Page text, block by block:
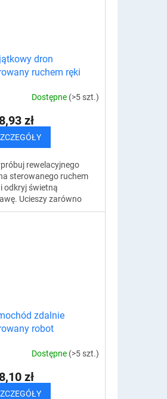
dron
ruchem ręki
Dostępne (>5 szt.)
zł
rewelacyjnego
sterowanego ruchem
odkryj świetną
Ucieszy zarówno
jak i dorosłych. Na
zdalnie
robot
Dostępne (>5 szt.)
zł